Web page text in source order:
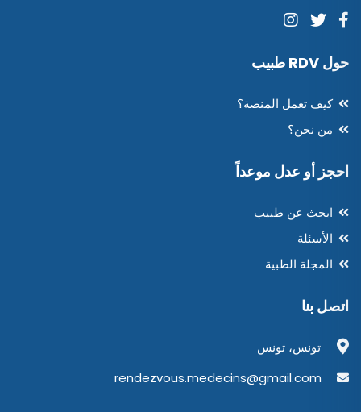
حول RDV طبيب
كيف تعمل المنصة؟
من نحن؟
احجز أو عدل موعداً
ابحث عن طبيب
الأسئلة
المجلة الطبية
اتصل بنا
تونس، تونس